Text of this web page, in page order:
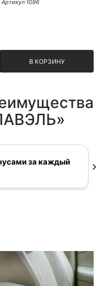
Артикул 1096
В КОРЗИНУ
за каждый